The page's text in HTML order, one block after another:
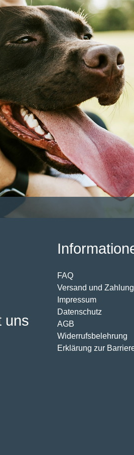
FAQ
Versand und Zahlung
Impressum
Datenschutz
AGB
Widerrufsbelehrung
Erklärung zur
uns